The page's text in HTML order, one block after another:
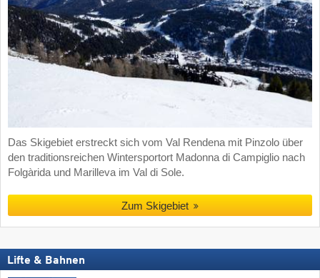
Das Skigebiet erstreckt sich vom Val Rendena mit Pinzolo über
den traditionsreichen Wintersportort Madonna di Campiglio nach
Folgàrida und Marilleva im Val di Sole.
Zum Skigebiet
Lifte & Bahnen